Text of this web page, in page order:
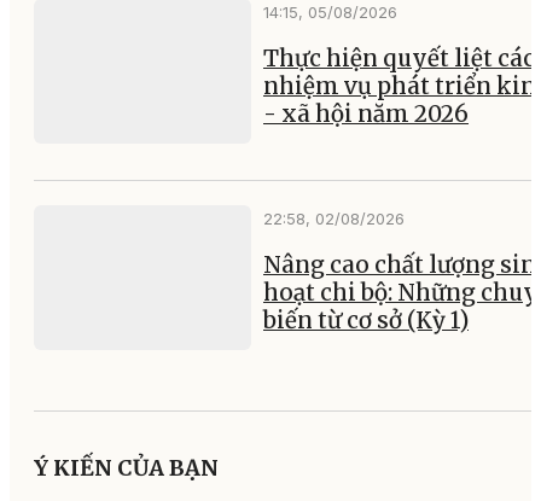
14:15, 05/08/2026
Thực hiện quyết liệt các
nhiệm vụ phát triển
- xã hội năm 2026
22:58, 02/08/2026
Nâng cao chất lượng
hoạt chi bộ: Những
biến từ cơ sở (Kỳ 1)
Ý KIẾN CỦA BẠN